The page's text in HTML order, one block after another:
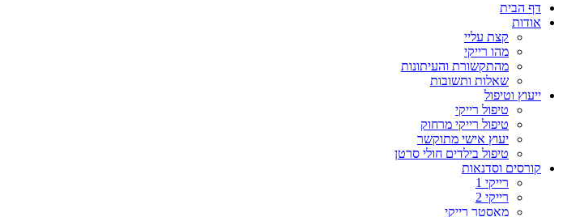
דף הבית
אודות
קצת עליי
מהו רייקי
מהתקשורת והעיתונות
שאלות ותשובות
ייעוץ וטיפול
טיפול רייקי
טיפול רייקי מרחוק
יעוץ אישי מתוקשר
טיפול בילדים חולי סרטן
קורסים וסדנאות
רייקי 1
רייקי 2
מאסטר רייקי